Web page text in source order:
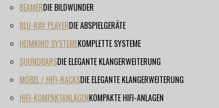
BEAMERDIE BILDWUNDER
BLU-RAY PLAYERDIE ABSPIELGERÄTE
HEIMKINO SYSTEMEKOMPLETTE SYSTEME
SOUNDBARSDIE ELEGANTE KLANGERWEITERUNG
MÖBEL / HIFI-RACKSDIE ELEGANTE KLANGERWEITERUNG
HIFI-KOMPAKTANLAGENKOMPAKTE HIFI-ANLAGEN